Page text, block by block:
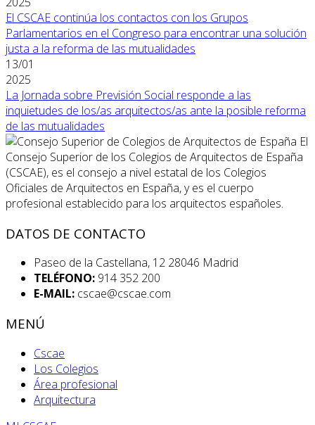
El CSCAE continúa los contactos con los Grupos
Parlamentarios en el Congreso para encontrar una solución
justa a la reforma de las mutualidades
13/01
2025
La Jornada sobre Previsión Social responde a las
inquietudes de los/as arquitectos/as ante la posible reforma
de las mutualidades
El
Consejo Superior de los Colegios de Arquitectos de España
(CSCAE), es el consejo a nivel estatal de los Colegios
Oficiales de Arquitectos en España, y es el cuerpo
profesional establecido para los arquitectos españoles.
DATOS DE CONTACTO
Paseo de la Castellana, 12 28046 Madrid
TELÉFONO: 914 352 200
E-MAIL: cscae@cscae.com
MENÚ
Cscae
Los Colegios
Área profesional
Arquitectura